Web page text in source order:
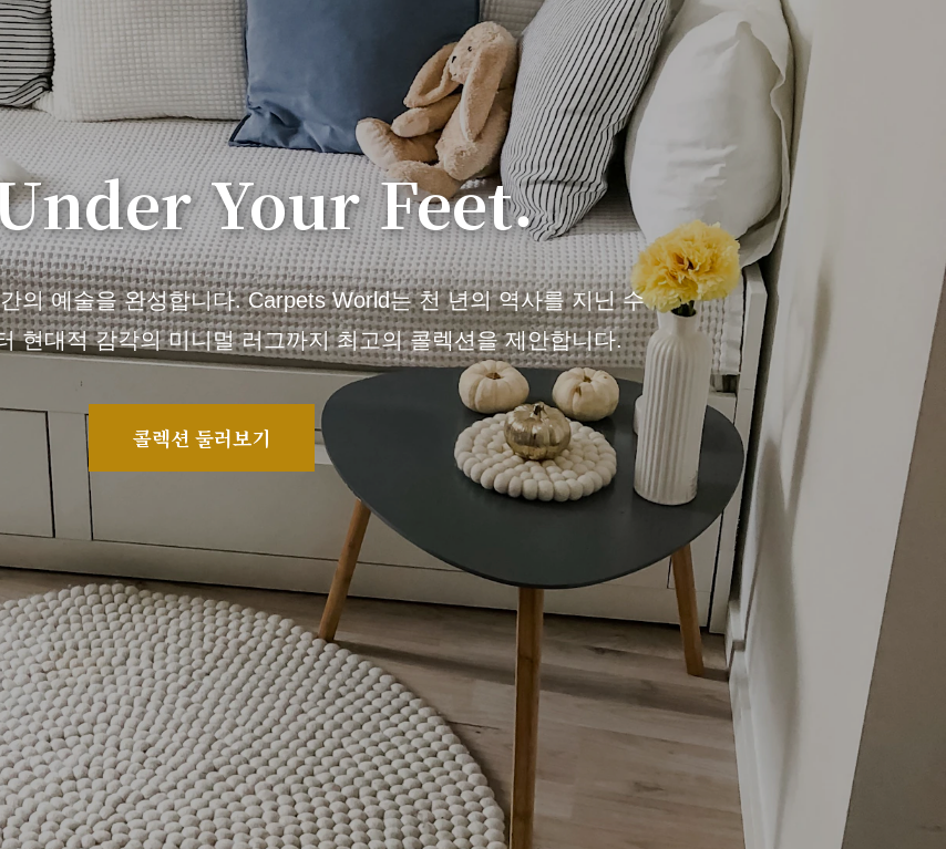
Your Feet.
의 예술을 완성합니다. Carpets World는 천 년의 역사를 지닌 수
현대적 감각의 미니멀 러그까지 최고의 콜렉션을 제안합니다.
콜렉션 둘러보기